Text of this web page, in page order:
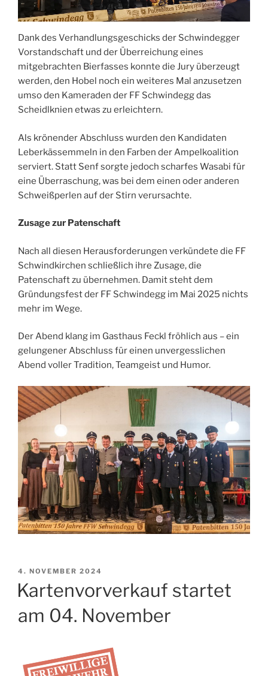
Dank des Verhandlungsgeschicks der Schwindegger
Vorstandschaft und der Überreichung eines
mitgebrachten Bierfasses konnte die Jury überzeugt
werden, den Hobel noch ein weiteres Mal anzusetzen
umso den Kameraden der FF Schwindegg das
Scheidlknien etwas zu erleichtern.
Als krönender Abschluss wurden den Kandidaten
Leberkässemmeln in den Farben der Ampelkoalition
serviert. Statt Senf sorgte jedoch scharfes Wasabi für
eine Überraschung, was bei dem einen oder anderen
Schweißperlen auf der Stirn verursachte.
Zusage zur Patenschaft
Nach all diesen Herausforderungen verkündete die FF
Schwindkirchen schließlich ihre Zusage, die
Patenschaft zu übernehmen. Damit steht dem
Gründungsfest der FF Schwindegg im Mai 2025 nichts
mehr im Wege.
Der Abend klang im Gasthaus Feckl fröhlich aus – ein
gelungener Abschluss für einen unvergesslichen
Abend voller Tradition, Teamgeist und Humor.
VERÖFFENTLICHT
4. NOVEMBER 2024
Kartenvorverkauf startet
am 04. November